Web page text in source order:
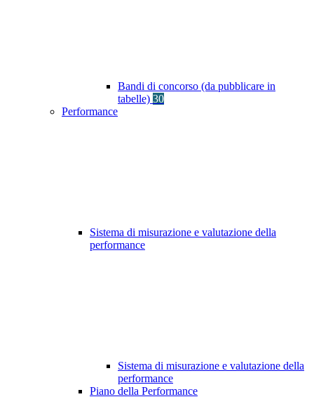
Bandi di concorso (da pubblicare in
tabelle) 30
Performance
Sistema di misurazione e valutazione della
performance
Sistema di misurazione e valutazione della
performance
Piano della Performance